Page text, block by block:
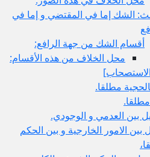
الشك إما في المقتضي و إما في
أقسام الشك من جهة الرافع:
محل الخلاف من هذه الأقسام:
مطلقا.
بين العدمي و الوجودي.
بين الامور الخارجية و بين الحكم